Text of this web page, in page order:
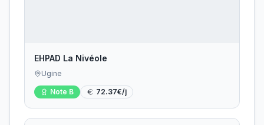
EHPAD La Nivéole
Ugine
Note B 72.37€/j